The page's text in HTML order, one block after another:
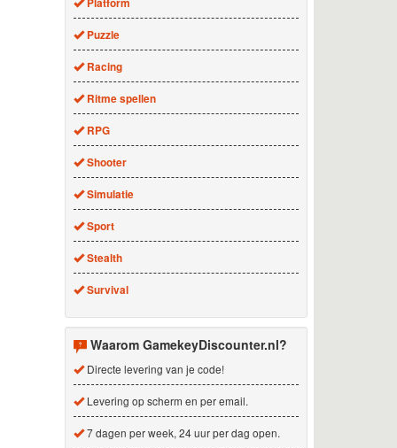
Platform
Puzzle
Racing
Ritme spellen
RPG
Shooter
Simulatie
Sport
Stealth
Survival
Waarom GamekeyDiscounter.nl?
Directe levering van je code!
Levering op scherm en per email.
7 dagen per week, 24 uur per dag open.